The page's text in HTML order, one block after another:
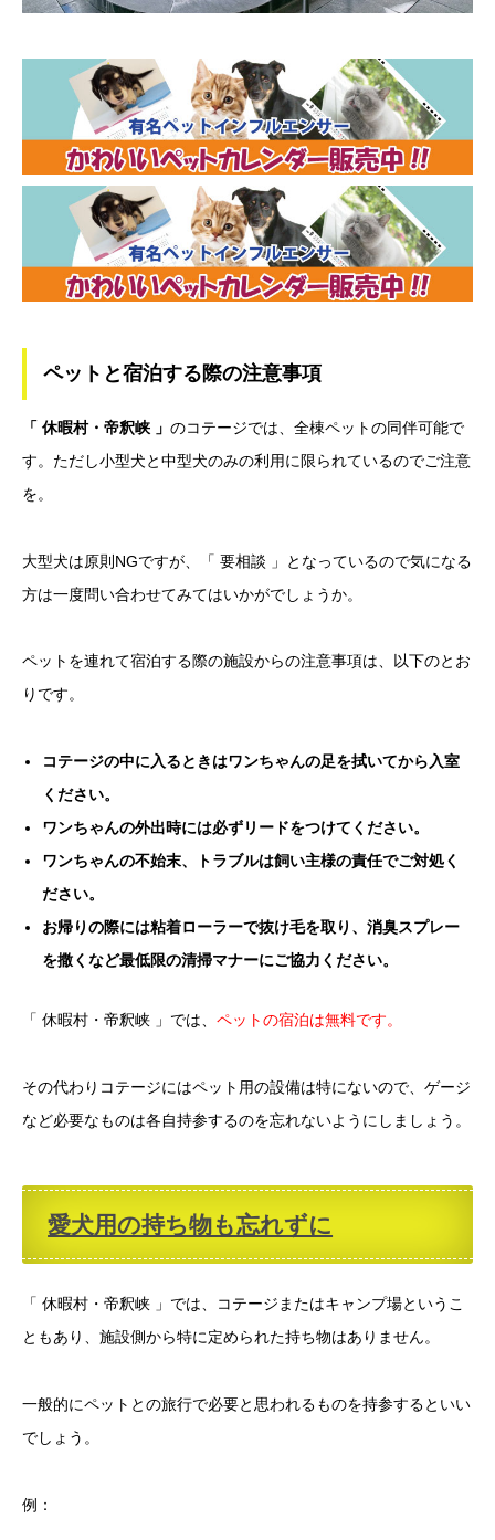
ペットと宿泊する際の注意事項
「 休暇村・帝釈峡 」 のコテージでは、全棟ペットの同伴可能で
す。ただし小型犬と中型犬のみの利用に限られているのでご注意
を。
大型犬は原則NGですが、「 要相談 」となっているので気になる
方は一度問い合わせてみてはいかがでしょうか。
ペットを連れて宿泊する際の施設からの注意事項は、以下のとお
りです。
コテージの中に入るときはワンちゃんの足を拭いてから入室
ください。
ワンちゃんの外出時には必ずリードをつけてください。
ワンちゃんの不始末、トラブルは飼い主様の責任でご対処く
ださい。
お帰りの際には粘着ローラーで抜け毛を取り、消臭スプレー
を撒くなど最低限の清掃マナーにご協力ください。
「 休暇村・帝釈峡 」では、 ペットの宿泊は無料です。
その代わりコテージにはペット用の設備は特にないので、ゲージ
など必要なものは各自持参するのを忘れないようにしましょう。
愛犬用の持ち物も忘れずに
「 休暇村・帝釈峡 」では、コテージまたはキャンプ場というこ
ともあり、施設側から特に定められた持ち物はありません。
一般的にペットとの旅行で必要と思われるものを持参するといい
でしょう。
例：